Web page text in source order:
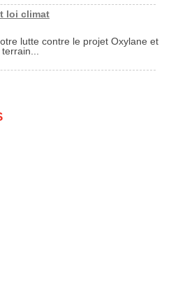
loi climat
lutte contre le projet Oxylane et